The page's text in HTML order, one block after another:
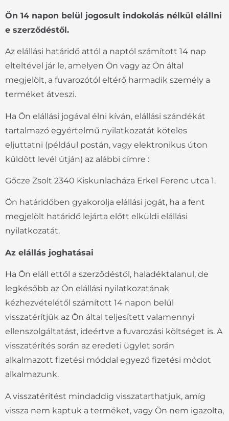
Ön 14 napon belül jogosult indokolás nélkül elállni
e szerződéstől.
Az elállási határidő attól a naptól számított 14 nap
elteltével jár le, amelyen Ön vagy az Ön által
megjelölt, a fuvarozótól eltérő harmadik személy a
terméket átveszi.
Ha Ön elállási jogával élni kíván, elállási szándékát
tartalmazó egyértelmű nyilatkozatát köteles
eljuttatni (például postán, vagy elektronikus úton
küldött levél útján) az alábbi címre :
Gőcze Zsolt 2340 Kiskunlacháza Erkel Ferenc utca 1.
Ön határidőben gyakorolja elállási jogát, ha a fent
megjelölt határidő lejárta előtt elküldi elállási
nyilatkozatát.
Az elállás joghatásai
Ha Ön eláll ettől a szerződéstől, haladéktalanul, de
legkésőbb az Ön elállási nyilatkozatának
kézhezvételétől számított 14 napon belül
visszatérítjük az Ön által teljesített valamennyi
ellenszolgáltatást, ideértve a fuvarozási költséget is. A
visszatérítés során az eredeti ügylet során
alkalmazott fizetési móddal egyező fizetési módot
alkalmazunk.
A visszatérítést mindaddig visszatarthatjuk, amíg
vissza nem kaptuk a terméket, vagy Ön nem igazolta,